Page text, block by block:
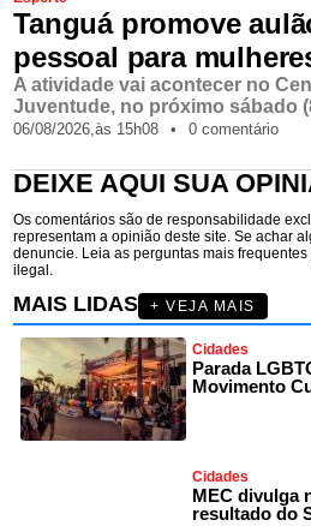
Tanguá promove
pessoal para
A atividade vai acontecer no
Juventude, no próximo sábado
06/08/2026,às 15h08 • 0 comentário
DEIXE AQUI SUA
Os comentários são de responsabilidade
representam a opinião deste site. Se achar
denuncie. Leia as perguntas mais
ilegal.
MAIS LIDAS + VEJA MAIS
Cidades
Parada
Movimento
Cidades
MEC divulga
resultado do